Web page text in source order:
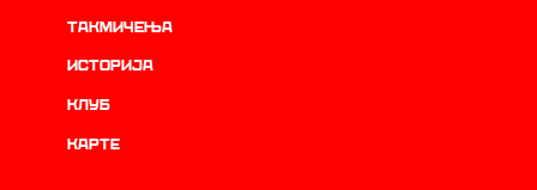
Такмичења
историја
Клуб
Карте